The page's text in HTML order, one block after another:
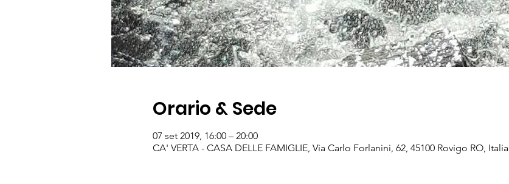
Orario & Sede
07 set 2019, 16:00 – 20:00
CA' VERTA - CASA DELLE FAMIGLIE, Via Carlo Forlanini, 62, 45100 Rovigo RO, Italia